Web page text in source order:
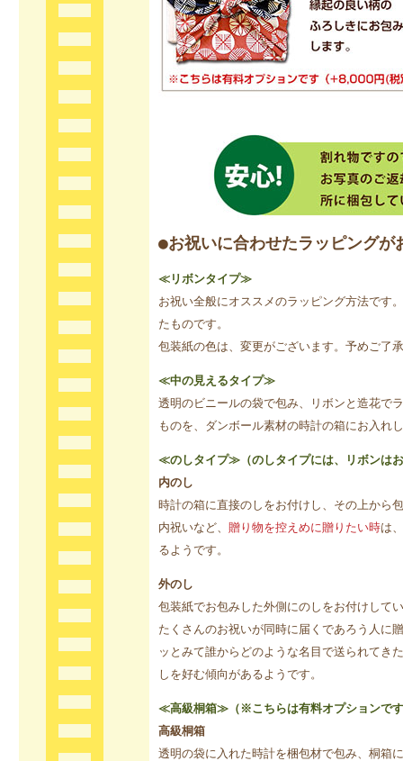
●お祝いに合わせたラッピングが
≪リボンタイプ≫
お祝い全般にオススメのラッピング方法です
たものです。
包装紙の色は、変更がございます。予めご了
≪中の見えるタイプ≫
透明のビニールの袋で包み、リボンと造花で
ものを、ダンボール素材の時計の箱にお入れ
≪のしタイプ≫（のしタイプには、リボンは
内のし
時計の箱に直接のしをお付けし、その上から
内祝いなど、 贈り物を控えめに贈りたい時は
るようです。
外のし
包装紙でお包みした外側にのしをお付けして
たくさんのお祝いが同時に届くであろう人に
ッとみて誰からどのような名目で送られてき
しを好む傾向があるようです。
≪高級桐箱≫（※こちらは有料オプションで
高級桐箱
透明の袋に入れた時計を梱包材で包み、桐箱